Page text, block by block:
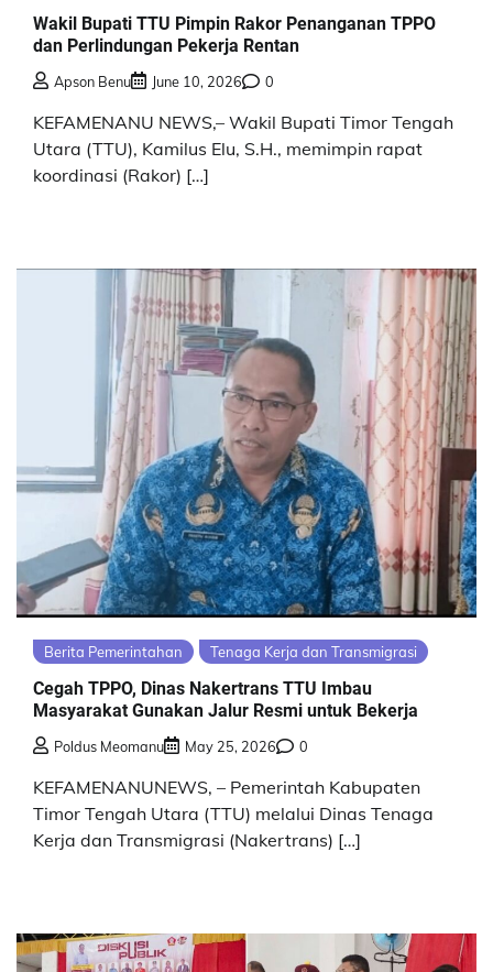
Wakil Bupati TTU Pimpin Rakor Penanganan TPPO
dan Perlindungan Pekerja Rentan
Apson Benu June 10, 2026 0
KEFAMENANU NEWS,– Wakil Bupati Timor Tengah
Utara (TTU), Kamilus Elu, S.H., memimpin rapat
koordinasi (Rakor) […]
Berita Pemerintahan Tenaga Kerja dan Transmigrasi
Cegah TPPO, Dinas Nakertrans TTU Imbau
Masyarakat Gunakan Jalur Resmi untuk Bekerja
Poldus Meomanu May 25, 2026 0
KEFAMENANUNEWS, – Pemerintah Kabupaten
Timor Tengah Utara (TTU) melalui Dinas Tenaga
Kerja dan Transmigrasi (Nakertrans) […]